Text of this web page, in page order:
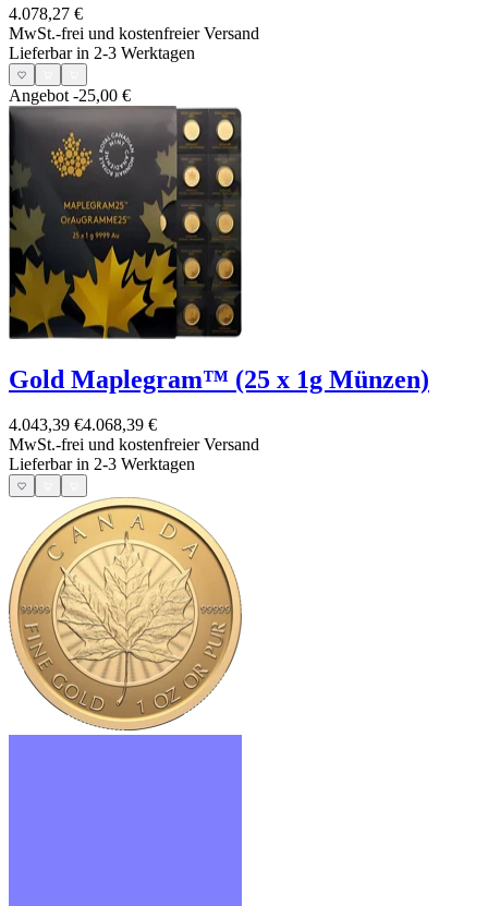
4.078,27 €
MwSt.-frei und kostenfreier Versand
Lieferbar in 2-3 Werktagen
Angebot -25,00 €
Gold Maplegram™ (25 x 1g Münzen)
4.043,39 €4.068,39 €
MwSt.-frei und kostenfreier Versand
Lieferbar in 2-3 Werktagen